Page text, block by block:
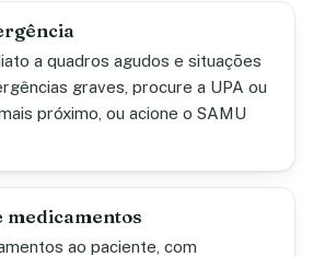
a quadros agudos e situações
graves, procure a UPA ou
próximo, ou acione o SAMU
medicamentos
ao paciente, com